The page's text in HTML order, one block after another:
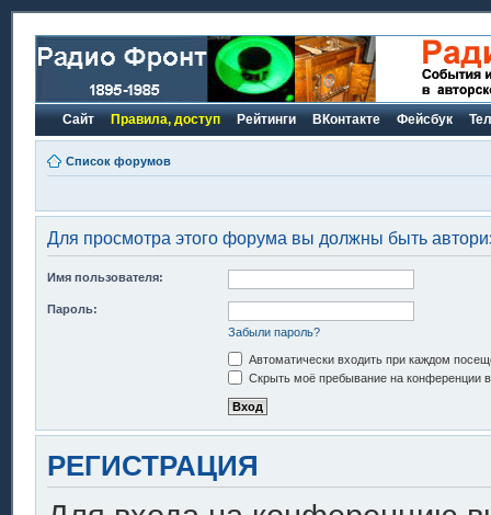
Сайт Правила, доступ Рейтинги ВКонтакте Фейсбук
Список форумов
Для просмотра этого форума вы должны быть
Имя пользователя:
Пароль:
Забыли пароль?
Автоматически входить при каждом
Скрыть моё пребывание на конференции в
РЕГИСТРАЦИЯ